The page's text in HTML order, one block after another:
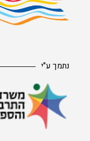
נתמך ע"י